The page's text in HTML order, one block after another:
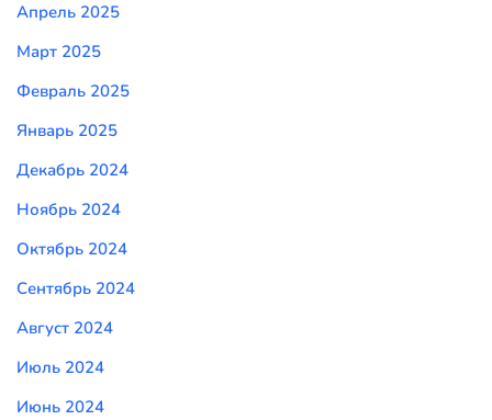
Апрель 2025
Март 2025
Февраль 2025
Январь 2025
Декабрь 2024
Ноябрь 2024
Октябрь 2024
Сентябрь 2024
Август 2024
Июль 2024
Июнь 2024